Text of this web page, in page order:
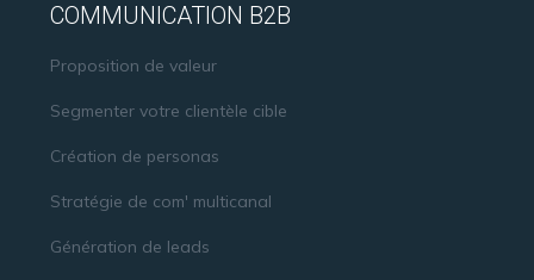
COMMUNICATION B2B
Proposition de valeur
Segmenter votre clientèle cible
Création de personas
Stratégie de com' multicanal
Génération de leads